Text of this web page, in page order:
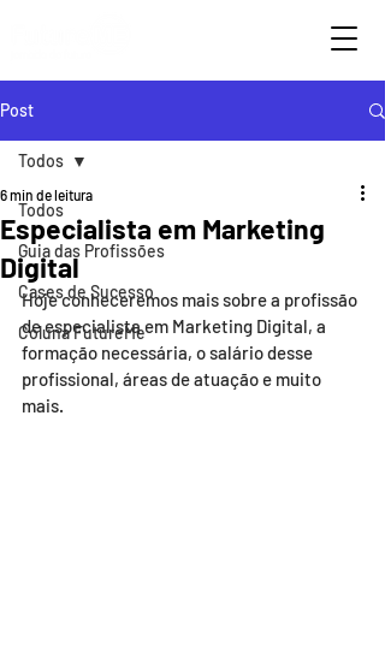
Post
Todos
Guia das Profissões
Cases de Sucesso
Coluna FutureMe
Todos
Especialista em Marketing
Digital
6 min de leitura
Hoje conheceremos mais sobre a profissão
de especialista em Marketing Digital, a
formação necessária, o salário desse
profissional, áreas de atuação e muito
mais.